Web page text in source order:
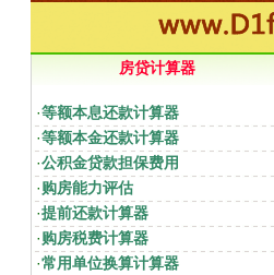
房贷计算器
·等额本息还款计算器
·等额本金还款计算器
·公积金贷款担保费用
·购房能力评估
·提前还款计算器
·购房税费计算器
·常用单位换算计算器